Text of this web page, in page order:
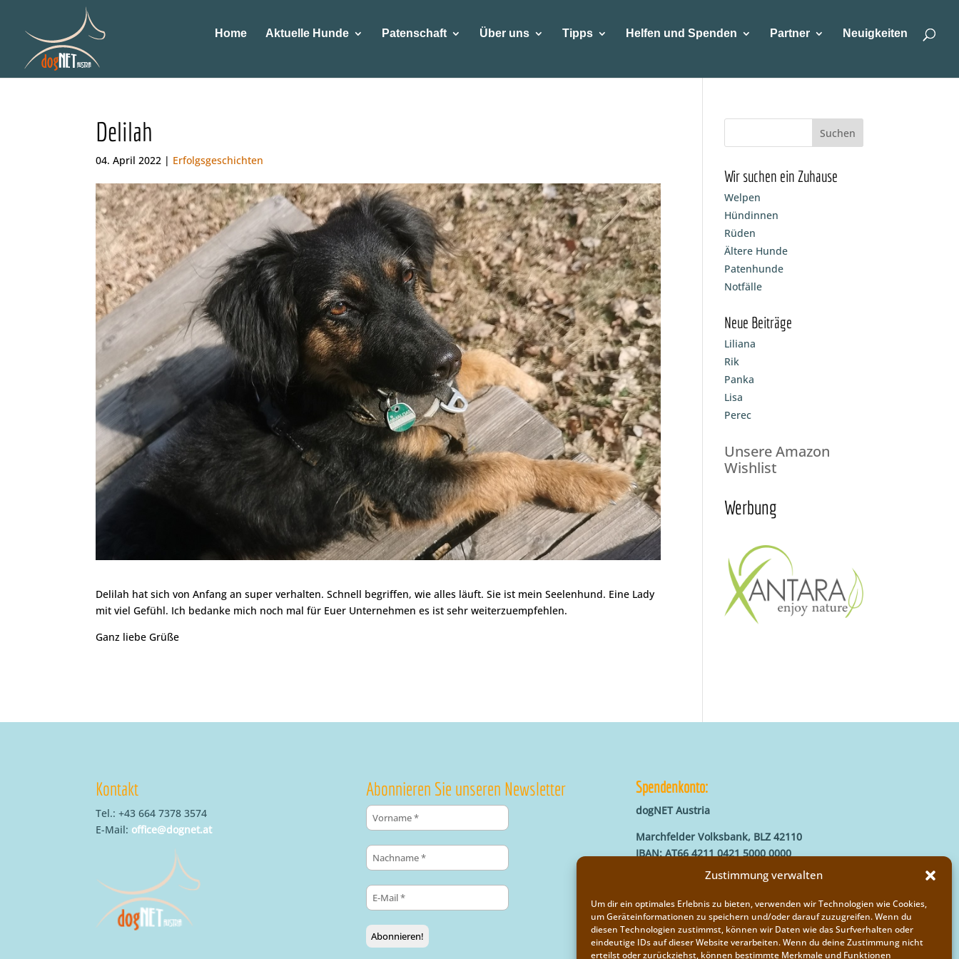
Zustimmung verwalten
Um dir ein optimales Erlebnis zu bieten, verwenden wir Technologien wie Cookies,
um Geräteinformationen zu speichern und/oder darauf zuzugreifen. Wenn du
diesen Technologien zustimmst, können wir Daten wie das Surfverhalten oder
eindeutige IDs auf dieser Website verarbeiten. Wenn du deine Zustimmung nicht
erteilst oder zurückziehst, können bestimmte Merkmale und Funktionen
Home Aktuelle Hunde Patenschaft Über uns Tipps Helfen und Spenden Partner Neuigkeiten
Delilah
04. April 2022 | Erfolgsgeschichten
Delilah hat sich von Anfang an super verhalten. Schnell begriffen, wie alles läuft. Sie ist mein Seelenhund. Eine Lady
mit viel Gefühl. Ich bedanke mich noch mal für Euer Unternehmen es ist sehr weiterzuempfehlen.
Ganz liebe Grüße
Wir suchen ein Zuhause
Welpen
Hündinnen
Rüden
Ältere Hunde
Patenhunde
Notfälle
Neue Beiträge
Liliana
Rik
Panka
Lisa
Perec
Unsere Amazon
Wishlist
Werbung
Kontakt
Tel.: +43 664 7378 3574
E-Mail: office@dognet.at
Abonnieren Sie unseren Newsletter Spendenkonto:
dogNET Austria
Marchfelder Volksbank, BLZ 42110
IBAN: AT66 4211 0421 5000 0000
BIC: MVOGAT22XXX